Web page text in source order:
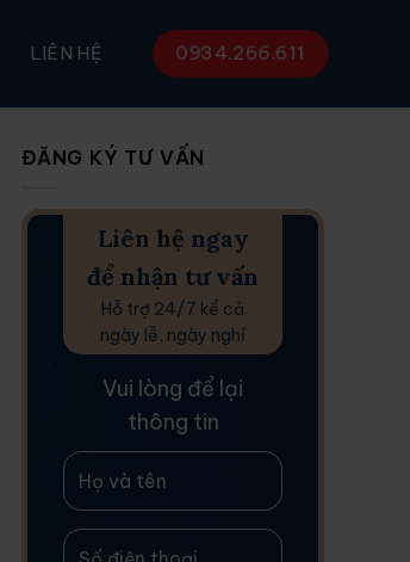
LIÊN HỆ 0934.266.611
ĐĂNG KÝ TƯ VẤN
Liên hệ ngay
để nhận tư vấn
Hỗ trợ 24/7 kể cả
ngày lễ, ngày nghỉ
Vui lòng để lại
thông tin